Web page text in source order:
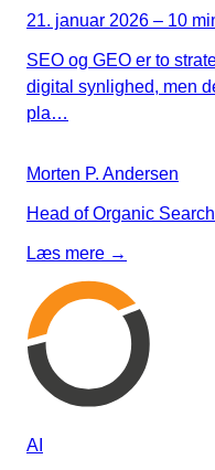
21. januar 2026 – 10
SEO og GEO er to
digital synlighed, men
pla…
Morten P. Andersen
Head of Organic
Læs mere →
AI